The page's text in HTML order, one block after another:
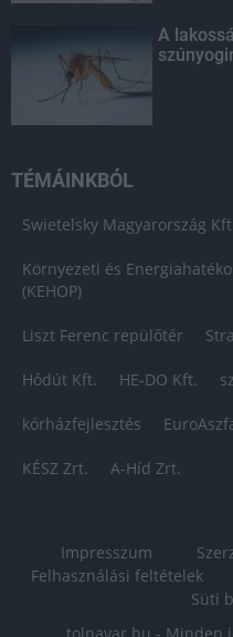
A
TÉMÁINKBÓL
Swietelsky Magyarország
Környezeti és
(KEHOP)
Liszt Ferenc repülőtér
Hódút Kft. HE-DO Kft.
kórházfejlesztés
KÉSZ Zrt. A-Híd Zrt.
Impresszum
Felhasználási feltételek
Süti